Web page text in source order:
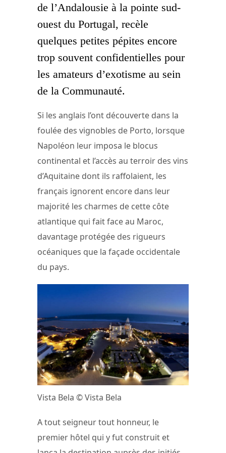
de l’Andalousie à la pointe sud-
ouest du Portugal, recèle
quelques petites pépites encore
trop souvent confidentielles pour
les amateurs d’exotisme au sein
de la Communauté.
Si les anglais l’ont découverte dans la
foulée des vignobles de Porto, lorsque
Napoléon leur imposa le blocus
continental et l’accès au terroir des vins
d’Aquitaine dont ils raffolaient, les
français ignorent encore dans leur
majorité les charmes de cette côte
atlantique qui fait face au Maroc,
davantage protégée des rigueurs
océaniques que la façade occidentale
du pays.
Vista Bela © Vista Bela
A tout seigneur tout honneur, le
premier hôtel qui y fut construit et